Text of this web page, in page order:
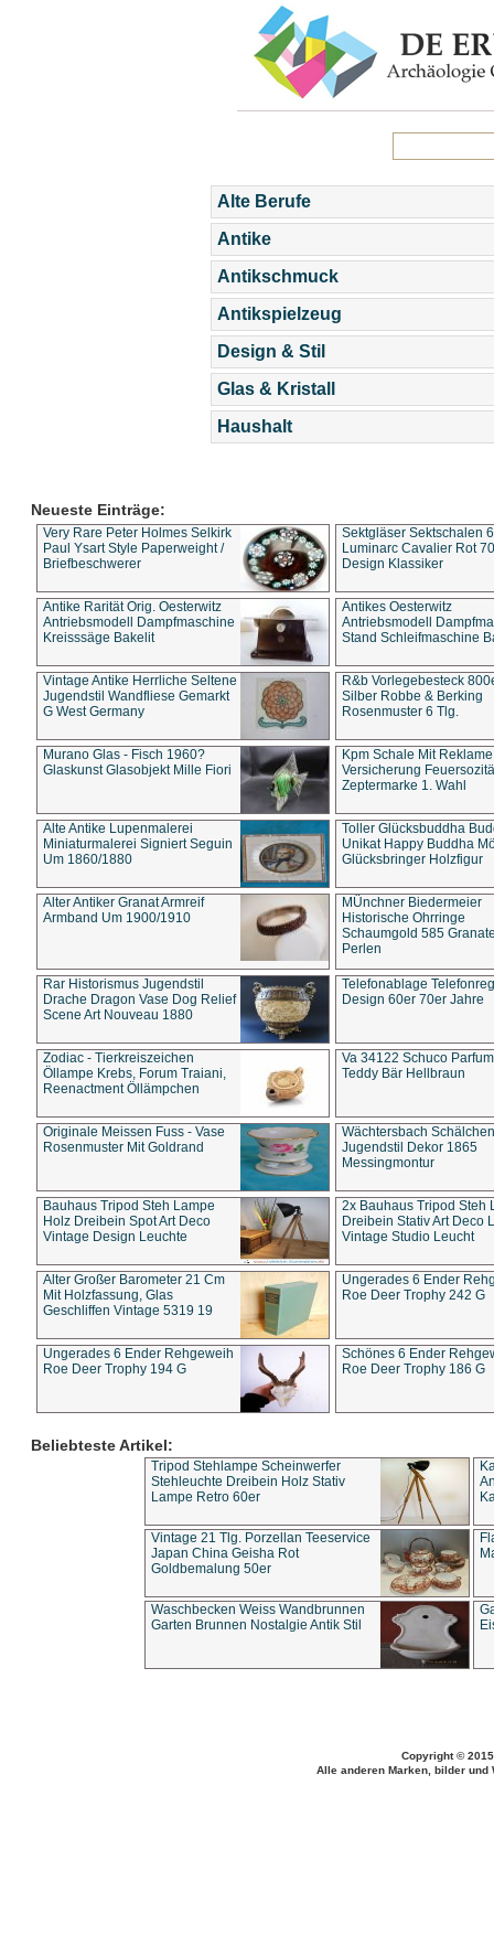
Alte Berufe
Antike
Antikschmuck
Antikspielzeug
Design & Stil
Glas & Kristall
Haushalt
Neueste Einträge:
Very Rare Peter Holmes Selkirk
Paul Ysart Style Paperweight /
Briefbeschwerer
Sektgläser Sektschalen
Luminarc Cavalier Rot
Design Klassiker
Antike Rarität Orig. Oesterwitz
Antriebsmodell Dampfmaschine
Kreisssäge Bakelit
Antikes Oesterwitz
Antriebsmodell
Stand Schleifmaschine
Vintage Antike Herrliche Seltene
Jugendstil Wandfliese Gemarkt
G West Germany
R&b Vorlegebesteck
Silber Robbe & Berking
Rosenmuster 6 Tlg.
Murano Glas - Fisch 1960?
Glaskunst Glasobjekt Mille Fiori
Kpm Schale Mit Reklame
Versicherung
Zeptermarke 1. Wahl
Alte Antike Lupenmalerei
Miniaturmalerei Signiert Seguin
Um 1860/1880
Toller Glücksbuddha
Unikat Happy Buddha
Glücksbringer Holzfigur
Alter Antiker Granat Armreif
Armband Um 1900/1910
MÜnchner Biedermeier
Historische Ohrringe
Schaumgold 585
Perlen
Rar Historismus Jugendstil
Drache Dragon Vase Dog Relief
Scene Art Nouveau 1880
Telefonablage
Design 60er 70er Jahre
Zodiac - Tierkreiszeichen
Öllampe Krebs, Forum Traiani,
Reenactment Öllämpchen
Va 34122 Schuco
Teddy Bär Hellbraun
Originale Meissen Fuss - Vase
Rosenmuster Mit Goldrand
Wächtersbach Schälchen
Jugendstil Dekor 1865
Messingmontur
Bauhaus Tripod Steh Lampe
Holz Dreibein Spot Art Deco
Vintage Design Leuchte
2x Bauhaus Tripod Steh
Dreibein Stativ Art Deco
Vintage Studio Leucht
Alter Großer Barometer 21 Cm
Mit Holzfassung, Glas
Geschliffen Vintage 5319 19
Ungerades 6 Ender
Roe Deer Trophy 242 G
Ungerades 6 Ender Rehgeweih
Roe Deer Trophy 194 G
Schönes 6 Ender
Roe Deer Trophy 186 G
Beliebteste Artikel:
Tripod Stehlampe Scheinwerfer
Stehleuchte Dreibein Holz Stativ
Lampe Retro 60er
Vintage 21 Tlg. Porzellan Teeservice
Japan China Geisha Rot
Goldbemalung 50er
Waschbecken Weiss Wandbrunnen
Garten Brunnen Nostalgie Antik Stil
Copyright ©
Alle anderen Marken, bilder und